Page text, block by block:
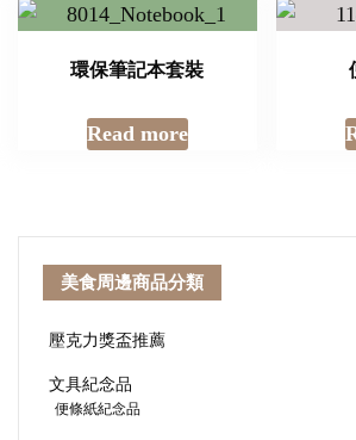
環保筆記本套裝
Read more
美食周邊商品分類
壓克力獎盃推薦
文具紀念品
便條紙紀念品